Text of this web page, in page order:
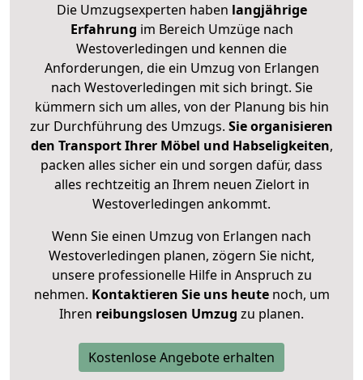
Die Umzugsexperten haben langjährige
Erfahrung im Bereich Umzüge nach
Westoverledingen und kennen die
Anforderungen, die ein Umzug von Erlangen
nach Westoverledingen mit sich bringt. Sie
kümmern sich um alles, von der Planung bis hin
zur Durchführung des Umzugs. Sie organisieren
den Transport Ihrer Möbel und Habseligkeiten,
packen alles sicher ein und sorgen dafür, dass
alles rechtzeitig an Ihrem neuen Zielort in
Westoverledingen ankommt.
Wenn Sie einen Umzug von Erlangen nach
Westoverledingen planen, zögern Sie nicht,
unsere professionelle Hilfe in Anspruch zu
nehmen. Kontaktieren Sie uns heutenoch, um
Ihren reibungslosen Umzug zu planen.
Kostenlose Angebote erhalten